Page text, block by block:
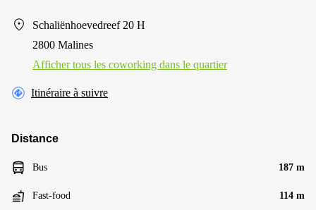
Schaliënhoevedreef 20 H
2800 Malines
Afficher tous les сoworking dans le quartier
Itinéraire à suivre
Distance
Bus 187 m
Fast-food 114 m